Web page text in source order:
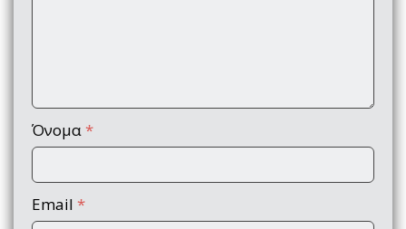
Όνομα *
Email *